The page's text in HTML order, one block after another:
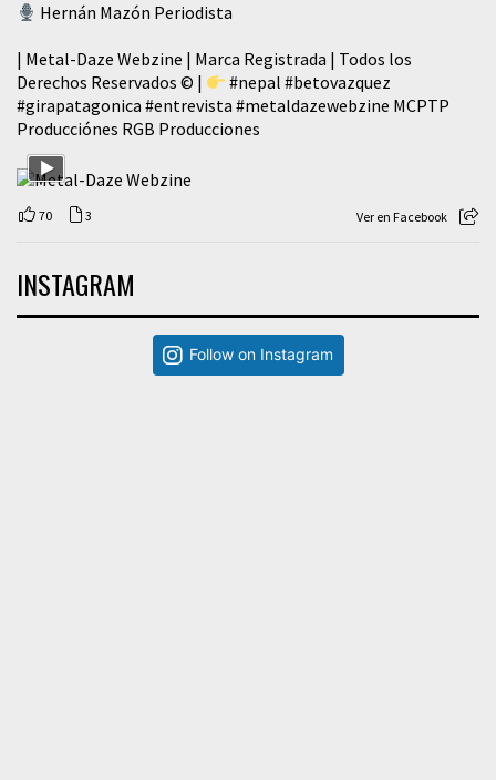
Hernán Mazón Periodista
| Metal-Daze Webzine | Marca Registrada | Todos los
Derechos Reservados © |
#nepal #betovazquez
#girapatagonica #entrevista #metaldazewebzine MCPTP
Producciónes RGB Producciones
70 3 Ver en Facebook
INSTAGRAM
Follow on Instagram